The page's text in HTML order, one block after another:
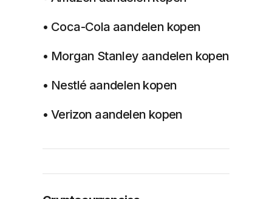
• Coca-Cola aandelen kopen
• Morgan Stanley aandelen kopen
• Nestlé aandelen kopen
• Verizon aandelen kopen